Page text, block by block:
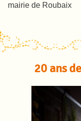
mairie de Roubaix
20 ans